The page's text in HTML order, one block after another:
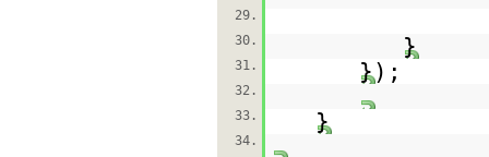
29.
30.
}
31. });
32.
33.
}
34.